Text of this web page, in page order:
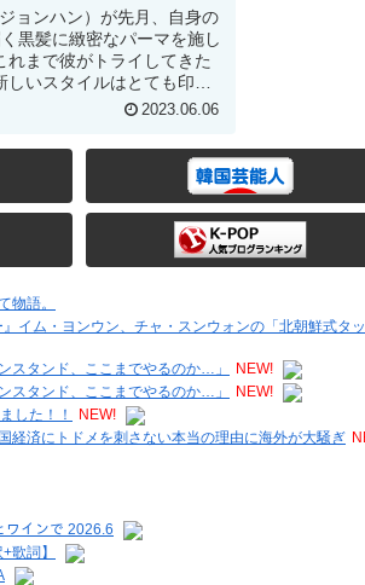
ョンハン）が先月、自身の
黒髪に緻密なパーマを施し
れまで彼がトライしてきた
いスタイルはとても印象
2023.06.06
物語。
イム・ヨンウン、チャ・スンウォンの「北朝鮮式タ
スタンド、ここまでやるのか…」
NEW!
スタンド、ここまでやるのか…」
NEW!
した！！
NEW!
経済にトドメを刺さない本当の理由に海外が大騒ぎ
ワインで 2026.6
歌詞】